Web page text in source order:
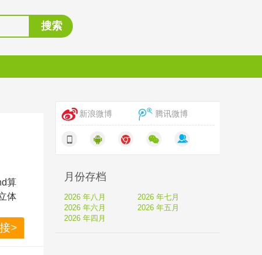
搜索
算
体
声
>
新浪微博 腾讯微博
月份存档
2026 年八月
2026 年七月
2026 年六月
2026 年五月
2026 年四月